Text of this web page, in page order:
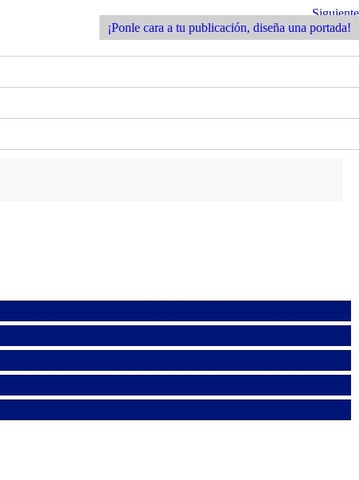
Siguiente
Entrada
Siguiente
¡Ponle cara a tu publicación, diseña una portada!